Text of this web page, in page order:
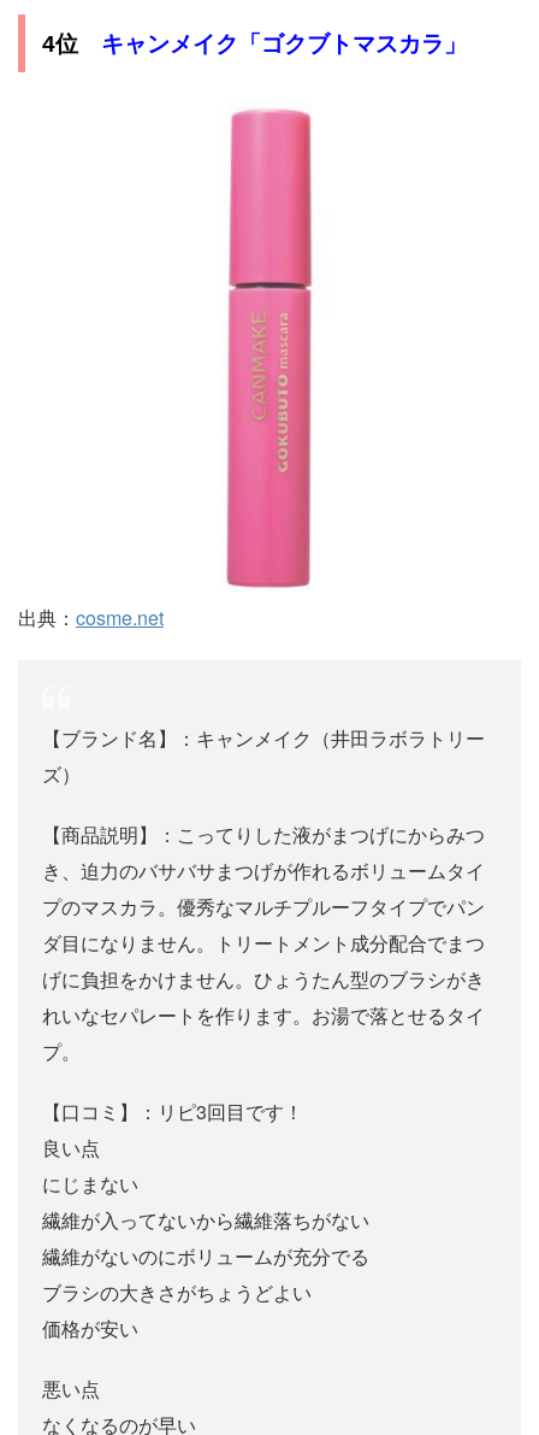
4位 キャンメイク「ゴクブトマスカラ」
出典： cosme.net
【ブランド名】：キャンメイク（井田ラボラトリー
ズ）
【商品説明】：こってりした液がまつげにからみつ
き、迫力のバサバサまつげが作れるボリュームタイ
プのマスカラ。優秀なマルチプルーフタイプでパン
ダ目になりません。トリートメント成分配合でまつ
げに負担をかけません。ひょうたん型のブラシがき
れいなセパレートを作ります。お湯で落とせるタイ
プ。
【口コミ】：リピ3回目です！
良い点
にじまない
繊維が入ってないから繊維落ちがない
繊維がないのにボリュームが充分でる
ブラシの大きさがちょうどよい
価格が安い
悪い点
なくなるのが早い